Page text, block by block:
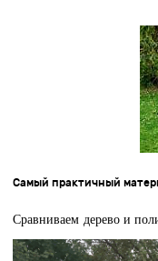
Самый практичный
Сравниваем дерево и